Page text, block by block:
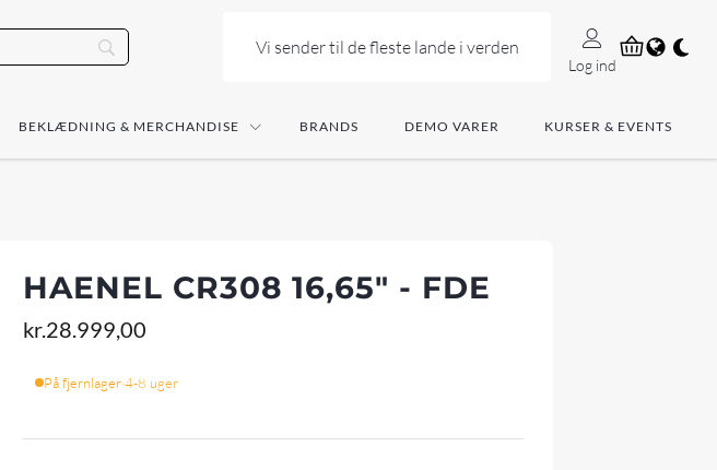
Vi sender til de fleste lande i verden
Log ind
BEKLÆDNING & MERCHANDISE BRANDS DEMO VARER KURSER & EVENTS
HAENEL CR308 16,65" - FDE
kr.28.999,00
På fjernlager·4-8 uger